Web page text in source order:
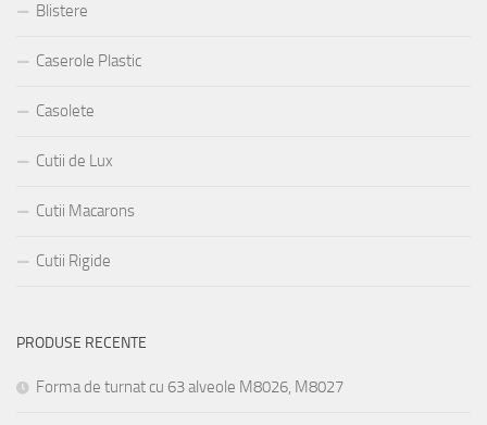
Blistere
Caserole Plastic
Casolete
Cutii de Lux
Cutii Macarons
Cutii Rigide
PRODUSE RECENTE
Forma de turnat cu 63 alveole M8026, M8027